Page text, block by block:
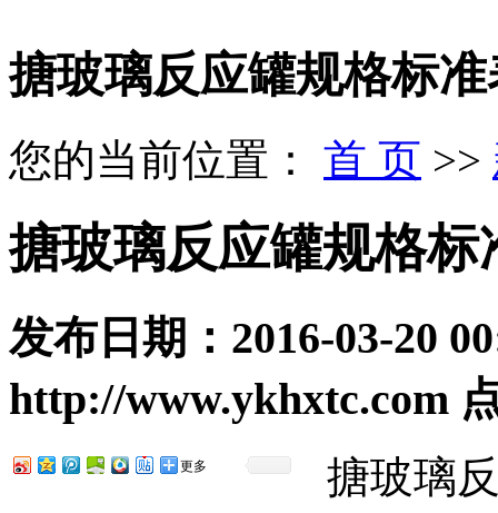
搪玻璃反应罐规格标准
您的当前位置： 首 页 >>
搪玻璃反应罐规格标
发布日期： 2016-03-20
http://www.ykhxtc.com
更多
搪玻璃